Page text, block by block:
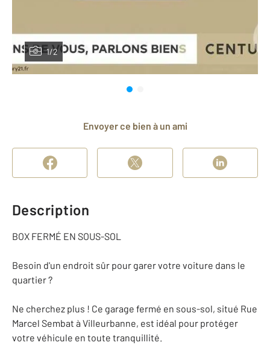
1/2
Envoyer ce bien à un ami
Description
BOX FERMÉ EN SOUS-SOL
Besoin d'un endroit sûr pour garer votre voiture dans le
quartier ?
Ne cherchez plus ! Ce garage fermé en sous-sol, situé Rue
Marcel Sembat à Villeurbanne, est idéal pour protéger
votre véhicule en toute tranquillité.